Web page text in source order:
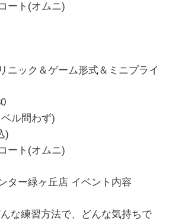
ート(オムニ)
ニック＆ゲーム形式＆ミニプライ
ル問わず)
)
ート(オムニ)
ター緑ヶ丘店 イベント内容
んな練習方法で、どんな気持ちで